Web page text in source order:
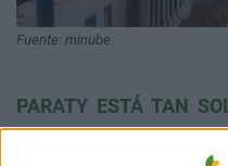
Fuente: minube
PARATY ESTÁ TAN
NIVEL DEL MAR